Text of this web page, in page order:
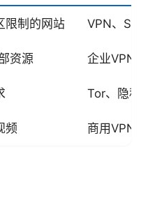
限制的网站 VPN、
资源 企业VPN
Tor、隐私
频 商用VPN